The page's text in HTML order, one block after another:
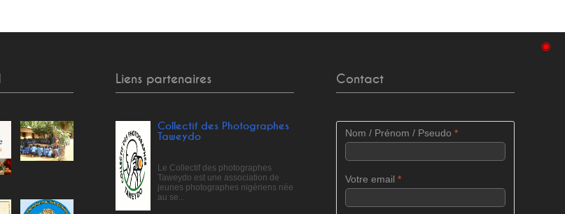
◉
Liens partenaires
Collectif des Photographes
Taweydo
Le Collectif des photographes
Taweydo est une association de
jeunes photographes nigériens née
au se...
Contact
Nom / Prénom / Pseudo *
Votre email *